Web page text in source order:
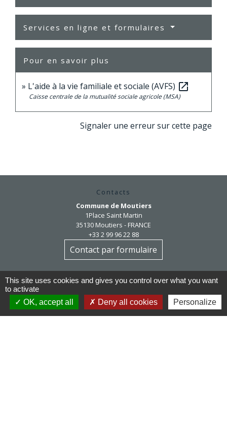
Services en ligne et formulaires
Pour en savoir plus
L'aide à la vie familiale et sociale (AVFS) open_in_new
Caisse centrale de la mutualité sociale agricole (MSA)
Signaler une erreur sur cette page
Contacts
Commune de Moutiers
1Place Saint Martin
35130 Moutiers - FRANCE
+33 2 99 96 22 88
Contact par formulaire
Horaires d'ouverture
Mardi au vendredi : 9h / 12h30
Après-midi et samedi matin sur rendez-vous
mairie@moutiers.bzh
This site uses cookies and gives you control over what you want
to activate
OK, accept all
Deny all cookies Personalize